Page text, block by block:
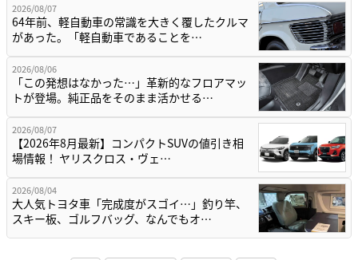
2026/08/07
64年前、軽自動車の常識を大きく覆したクルマ
があった。「軽自動車であることを…
2026/08/06
「この発想はなかった…」革新的なフロアマッ
トが登場。純正品をそのまま活かせる…
2026/08/07
【2026年8月最新】コンパクトSUVの値引き相
場情報！ ヤリスクロス・ヴェ…
2026/08/04
大人気トヨタ車「完成度がスゴイ…」釣り竿、
スキー板、ゴルフバッグ、なんでもオ…